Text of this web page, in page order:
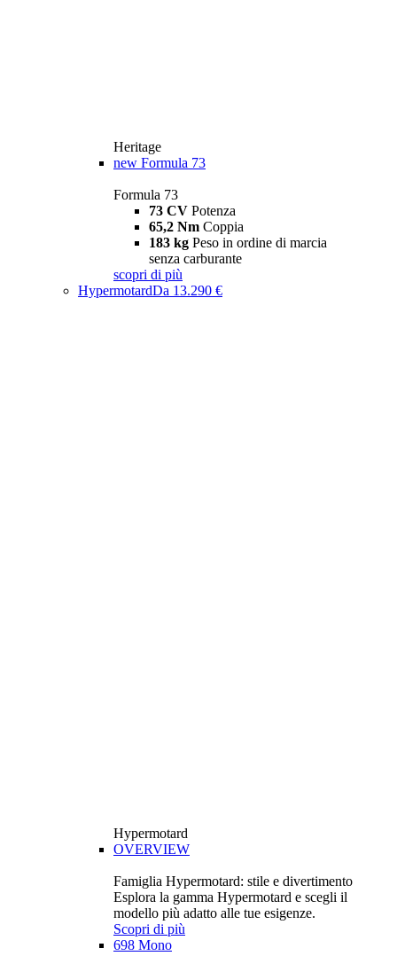
Heritage
new Formula 73
Formula 73
73 CV Potenza
65,2 Nm Coppia
183 kg Peso in ordine di marcia
senza carburante
scopri di più
HypermotardDa 13.290 €
Hypermotard
OVERVIEW
Famiglia Hypermotard: stile e divertimento
Esplora la gamma Hypermotard e scegli il
modello più adatto alle tue esigenze.
Scopri di più
698 Mono